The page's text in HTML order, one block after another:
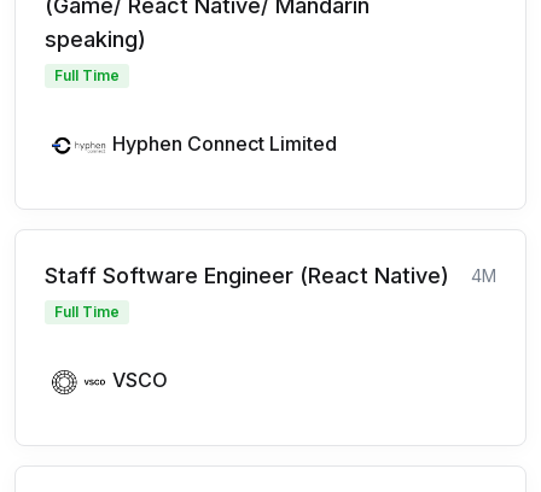
(Game/ React Native/ Mandarin
speaking)
Full Time
Hyphen Connect Limited
Staff Software Engineer (React Native) 4M
Full Time
VSCO